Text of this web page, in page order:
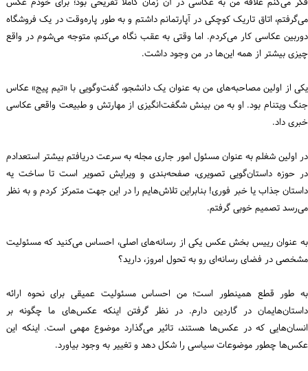
می‌گرفتم، اتاق تاریک کوچکی در آپارتمانم داشتم و به‌ طور پاره‌وقت در یک فروشگاه
دوربین عکاسی کار می‌کردم. اما وقتی به عقب نگاه‌ می‌کنم، متوجه می‌شوم در واقع
چیزی بیشتر از همه این‌ها در من وجود داشت.
یکی از اولین مصاحبه‌های من به عنوان یک دانشجو، گفت‌وگویی با «تیم پیج» عکاس
جنگ ویتنام بود. او به من بینش شگفت‌انگیزی از مهارتش و طبیعت واقعی عکاسی
خبری داد.
در اولین شغلم به عنوان مسئول امور جاری مجله به سرعت دریافتم بیشتر استعدادم
در حوزه داستان‌گویی تصویری، صفحه‌بندی و ویرایش تصویر است تا ساخت یه
داستان جذاب یا خبر فوری! بنابراین تلاش‌هایم را در این جهت متمرکز کردم و به نظر
می‌رسد تصمیم خوبی گرفتم.
به عنوان رییس بخش عکس یکی از رسانه‌های اصلی، احساس می‌کنید که مسئولیت
مشخصی در فضای رسانه‌ای رو به تحول امروز، دارید؟
به طور قطع همینطور است؛ من احساس مسئولیت عمیقی برای نحوه ارائه
داستان‌هایمان در گاردین دارم. در نظر گرفتن اینکه عکس‌های ما چگونه بر
انسان‌هایی که در عکس‌ها هستند، تاثیر می‌گذارد موضوع مهمی است. اینکه این
عکس‌ها چطور موضوعات سیاسی را شکل دهد و تغییر به وجود بیاورد.